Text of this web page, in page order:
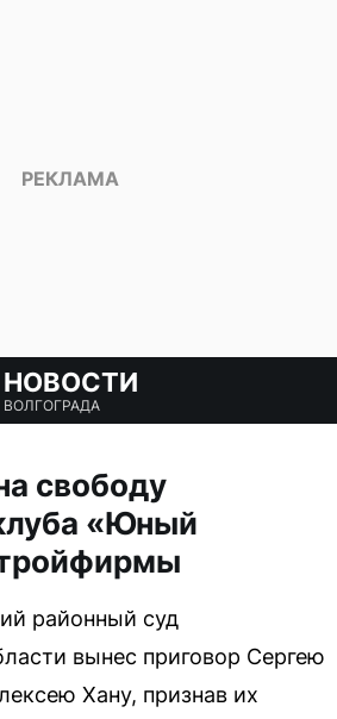
НОВОСТИ
ВОЛГОГРАДА
свободу
«Юный
районный суд
вынес приговор Сергею
Хану, признав их